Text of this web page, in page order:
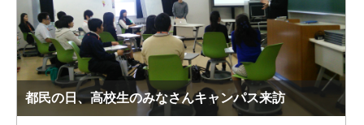
都民の日、高校生のみなさんキャンパス来訪